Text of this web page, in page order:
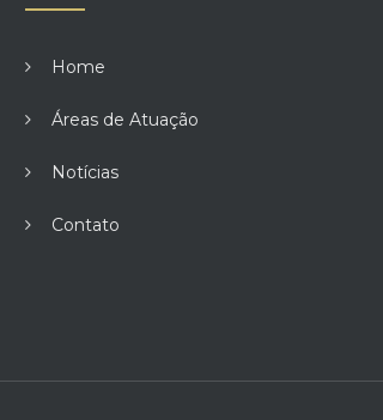
Home
Áreas de Atuação
Notícias
Contato